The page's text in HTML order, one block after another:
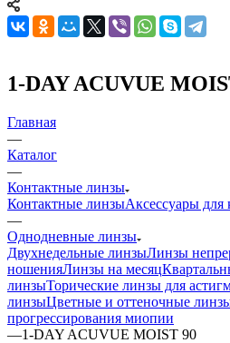
1-DAY ACUVUE
Главная
—
Каталог
—
Контактные линзы
Контактные линзыАксессуары для
—
Однодневные линзы
Двухнедельные линзыЛинзы
ношенияЛинзы на месяц
линзыТорические линзы для
линзыЦветные и оттеночные
прогрессирования миопии
—1-DAY ACUVUE MOIST 90